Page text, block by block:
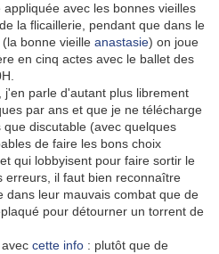
avec les bonnes vieilles
la flicaillerie, pendant que dans le
bonne vieille anastasie) on joue
en cinq actes avec le ballet des
j'en parle d'autant plus librement
par ans et que je ne télécharge
discutable (avec quelques
de faire les bons choix
qui lobbyisent pour faire sortir le
erreurs, il faut bien reconnaître
dans leur mauvais combat que de
pour détourner un torrent de
cette info : plutôt que de